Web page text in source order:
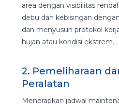
area dengan visibilitas
debu dan kebisingan
dan menyusun protokol
hujan atau kondisi ekstrem.
2. Pemeliharaan
Peralatan
Menerapkan jadwal